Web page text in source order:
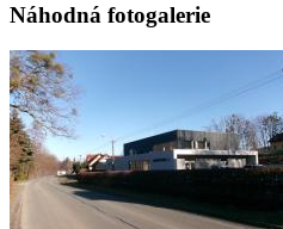
Náhodná fotogalerie